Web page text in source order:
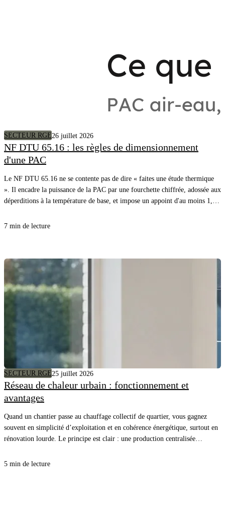
SECTEUR RGE26 juillet 2026
NF DTU 65.16 : les règles de dimensionnement
d'une PAC
Le NF DTU 65.16 ne se contente pas de dire « faites une étude thermique
». Il encadre la puissance de la PAC par une fourchette chiffrée, adossée aux
déperditions à la température de base, et impose un appoint d'au moins 1,2
chiffré du DTU lui-même.
7 min de lecture
SECTEUR RGE25 juillet 2026
Réseau de chaleur urbain : fonctionnement et
avantages
Quand un chantier passe au chauffage collectif de quartier, vous gagnez
souvent en simplicité d’exploitation et en cohérence énergétique, surtout en
rénovation lourde. Le principe est clair : une production centralisée
stations et l’équilibrage. Pour vos clients, c’est une facture plus stable et
5 min de lecture